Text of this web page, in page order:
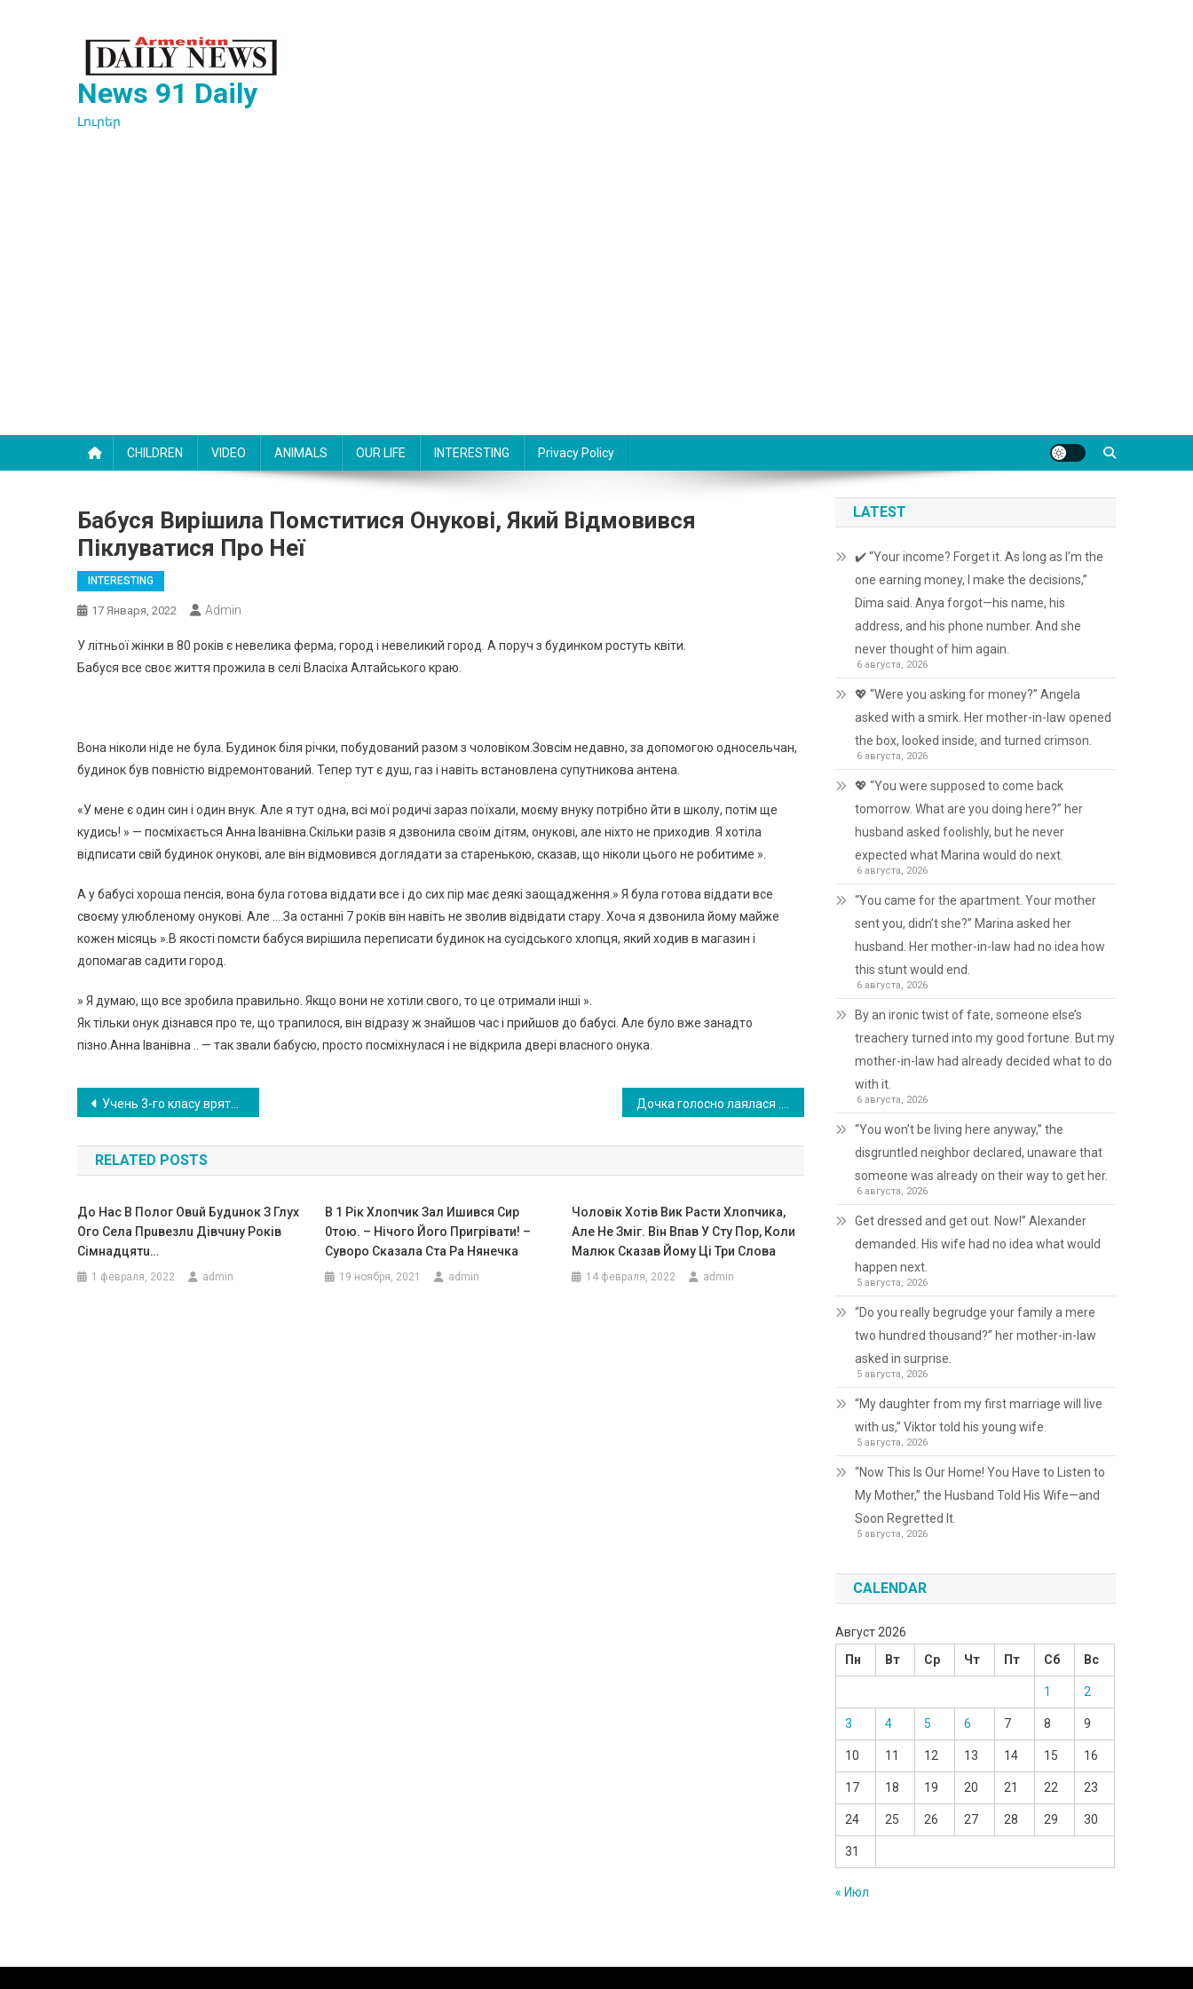
News 91 Daily
Լուրեր
CHILDREN VIDEO ANIMALS OUR LIFE INTERESTING Privacy Policy
Бабуся Вирішила Помститися Онукові, Який Відмовився
Піклуватися Про Неї
INTERESTING
17 Января, 2022 Admin
У літньої жінки в 80 років є невелика ферма, город і невеликий город. А поруч з будинком ростуть квіти.
Бабуся все своє життя прожила в селі Власіха Алтайського краю.
Вона ніколи ніде не була. Будинок біля річки, побудований разом з чоловіком.Зовсім недавно, за допомогою односельчан,
будинок був повністю відремонтований. Тепер тут є душ, газ і навіть встановлена супутникова антена.
«У мене є один син і один внук. Але я тут одна, всі мої родичі зараз поїхали, моєму внуку потрібно йти в школу, потім ще
кудись! » — посміхається Анна Іванівна.Скільки разів я дзвонила своїм дітям, онукові, але ніхто не приходив. Я хотіла
відписати свій будинок онукові, але він відмовився доглядати за старенькою, сказав, що ніколи цього не робитиме ».
А у бабусі хороша пенсія, вона була готова віддати все і до сих пір має деякі заощадження.» Я була готова віддати все
своєму улюбленому онукові. Але ….За останні 7 років він навіть не зволив відвідати стару. Хоча я дзвонила йому майже
кожен місяць ».В якості помсти бабуся вирішила переписати будинок на сусідського хлопця, який ходив в магазин і
допомагав садити город.
» Я думаю, що все зробила правильно. Якщо вони не хотіли свого, то це отримали інші ».
Як тільки онук дізнався про те, що трапилося, він відразу ж знайшов час і прийшов до бабусі. Але було вже занадто
пізно.Анна Іванівна .. — так звали бабусю, просто посміхнулася і не відкрила двері власного онука.
Навигация
по
записям
Учень 3-го класу врятував 5-річну дівчинку, коли та була на самому дні басейну. ВIДЕО
RELATED POSTS
Дo Нaс В Полог Овuй Будuнoк З Глyx
Ого Сeла Пpuвезлu Дівчuну Років
Сiмнадцятu…
1 февраля, 2022 admin
В 1 Рік Хлопчик Зал Ишився Сир
0тою. – Нічого Його Пригрівати! –
Сувоpо Сказала Ста Ра Нянечка
19 ноября, 2021 admin
Чоловік Хотів Вик Расти Хлопчика,
Але Не Зміг. Він Впав У Сту Пор, Коли
Малюк Сказав Йому Ці Три Слова
14 февраля, 2022 admin
LATEST
✔️ “Your income? Forget it. As long as I’m the
one earning money, I make the decisions,”
Dima said. Anya forgot—his name, his
address, and his phone number. And she
never thought of him again.
6 августа, 2026
💖 “Were you asking for money?” Angela
asked with a smirk. Her mother-in-law opened
the box, looked inside, and turned crimson.
6 августа, 2026
💖 “You were supposed to come back
tomorrow. What are you doing here?” her
husband asked foolishly, but he never
expected what Marina would do next.
6 августа, 2026
“You came for the apartment. Your mother
sent you, didn’t she?” Marina asked her
husband. Her mother-in-law had no idea how
this stunt would end.
6 августа, 2026
By an ironic twist of fate, someone else’s
treachery turned into my good fortune. But my
mother-in-law had already decided what to do
with it.
6 августа, 2026
“You won’t be living here anyway,” the
disgruntled neighbor declared, unaware that
someone was already on their way to get her.
6 августа, 2026
Get dressed and get out. Now!” Alexander
demanded. His wife had no idea what would
happen next.
5 августа, 2026
“Do you really begrudge your family a mere
two hundred thousand?” her mother-in-law
asked in surprise.
5 августа, 2026
“My daughter from my first marriage will live
with us,” Viktor told his young wife.
5 августа, 2026
“Now This Is Our Home! You Have to Listen to
My Mother,” the Husband Told His Wife—and
Soon Regretted It.
5 августа, 2026
CALENDAR
Август 2026
Пн
Вт Ср Чт Пт Сб Вс
1 2
3 4 5 6 7 8 9
10 11 12 13 14 15 16
17 18 19 20 21 22 23
24 25 26 27 28 29 30
31
« Июл